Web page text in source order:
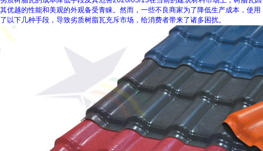
其优越的性能和美观的外观备受青睐。然而，一些不良商家为了降低生产成本，使用
了以下几种手段，导致劣质树脂瓦充斥市场，给消费者带来了诸多困扰。